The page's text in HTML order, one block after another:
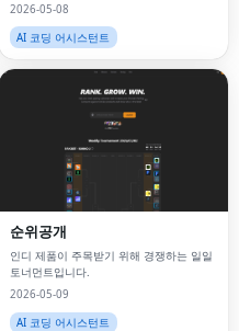
2026-05-08
AI 코딩 어시스턴트
순위공개
인디 제품이 주목받기 위해 경쟁하는 일일
토너먼트입니다.
2026-05-09
AI 코딩 어시스턴트